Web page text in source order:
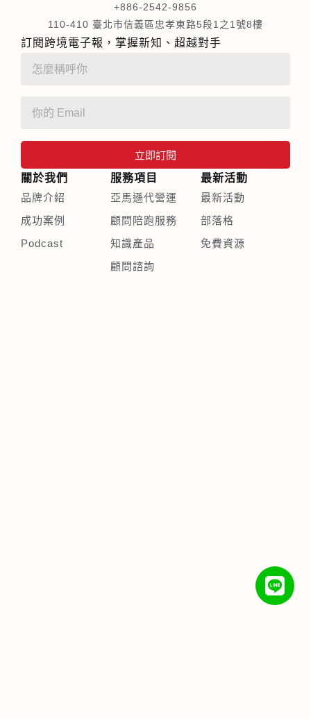
+886-2542-9856
110-410 臺北市信義區忠孝東路5段1之1號8樓
關於我們
品牌介紹
成功案例
Podcast
服務項目
亞馬遜代營運
顧問陪跑服務
知識產品
顧問諮詢
最新活動
最新活動
部落格
免費資源
訂閱跨境電子報，掌握新知、超越對手
立即訂閱